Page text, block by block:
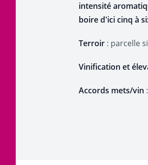
intensité
boire d'ici cinq à
Terroir : parcelle
Vinification et
Accords mets/vin